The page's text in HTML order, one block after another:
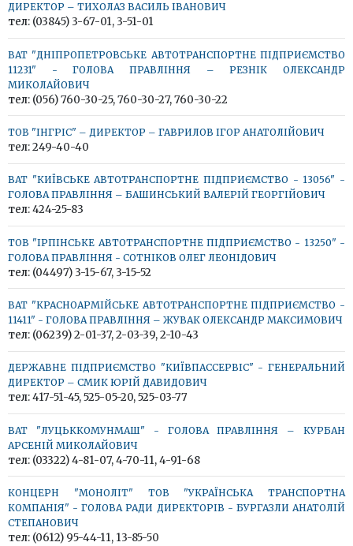
ДИРЕКТОР – ТИХОЛАЗ ВАСИЛЬ ІВАНОВИЧ
тел: (03845) 3-67-01, 3-51-01
ВАТ "ДНІПРОПЕТРОВСЬКЕ АВТОТРАНСПОРТНЕ ПІДПРИЄМСТВО
11231" - ГОЛОВА ПРАВЛІННЯ – РЕЗНІК ОЛЕКСАНДР
МИКОЛАЙОВИЧ
тел: (056) 760-30-25, 760-30-27, 760-30-22
ТОВ "ІНГРІС" – ДИРЕКТОР – ГАВРИЛОВ ІГОР АНАТОЛІЙОВИЧ
тел: 249-40-40
ВАТ "КИЇВСЬКЕ АВТОТРАНСПОРТНЕ ПІДПРИЄМСТВО - 13056" -
ГОЛОВА ПРАВЛІННЯ – БАШИНСЬКИЙ ВАЛЕРІЙ ГЕОРГІЙОВИЧ
тел: 424-25-83
ТОВ "ІРПІНСЬКЕ АВТОТРАНСПОРТНЕ ПІДПРИЄМСТВО - 13250" -
ГОЛОВА ПРАВЛІННЯ - СОТНІКОВ ОЛЕГ ЛЕОНІДОВИЧ
тел: (04497) 3-15-67, 3-15-52
ВАТ "КРАСНОАРМІЙСЬКЕ АВТОТРАНСПОРТНЕ ПІДПРИЄМСТВО -
11411" - ГОЛОВА ПРАВЛІННЯ – ЖУВАК ОЛЕКСАНДР МАКСИМОВИЧ
тел: (06239) 2-01-37, 2-03-39, 2-10-43
ДЕРЖАВНЕ ПІДПРИЄМСТВО "КИЇВПАССЕРВІС" - ГЕНЕРАЛЬНИЙ
ДИРЕКТОР – СМИК ЮРІЙ ДАВИДОВИЧ
тел: 417-51-45, 525-05-20, 525-03-77
ВАТ "ЛУЦЬККОМУНМАШ" - ГОЛОВА ПРАВЛІННЯ – КУРБАН
АРСЕНІЙ МИКОЛАЙОВИЧ
тел: (03322) 4-81-07, 4-70-11, 4-91-68
КОНЦЕРН "МОНОЛІТ" ТОВ "УКРАЇНСЬКА ТРАНСПОРТНА
КОМПАНІЯ" - ГОЛОВА РАДИ ДИРЕКТОРІВ - БУРГАЗЛИ АНАТОЛІЙ
СТЕПАНОВИЧ
тел: (0612) 95-44-11, 13-85-50